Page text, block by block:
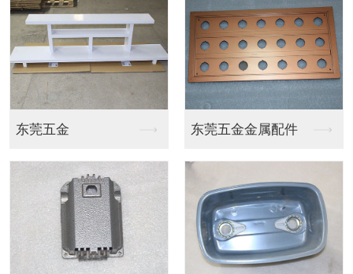
新能源储能箱烤漆 新能源储能箱烤漆